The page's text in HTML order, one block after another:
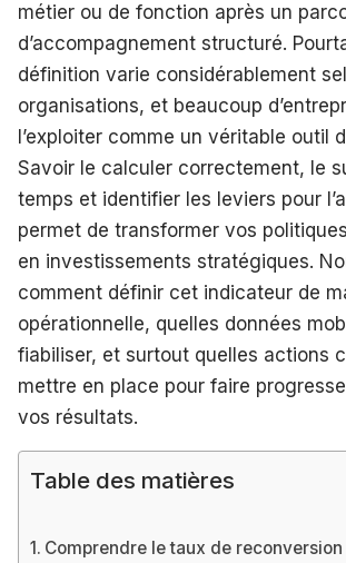
métier ou de fonction après un
d’accompagnement structuré.
définition varie considérablement
organisations, et beaucoup
l’exploiter comme un véritable outil
Savoir le calculer correctement, le
temps et identifier les leviers pour
permet de transformer vos
en investissements stratégiques.
comment définir cet indicateur de
opérationnelle, quelles données
fiabiliser, et surtout quelles actions
mettre en place pour faire
vos résultats.
Table des matières
Comprendre le taux de